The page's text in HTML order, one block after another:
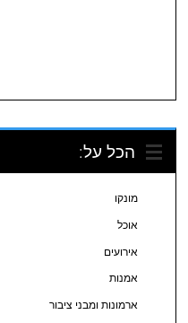
הכל על:
מונקו
אוכל
אירועים
אמנות
ארמונות ומבני ציבור